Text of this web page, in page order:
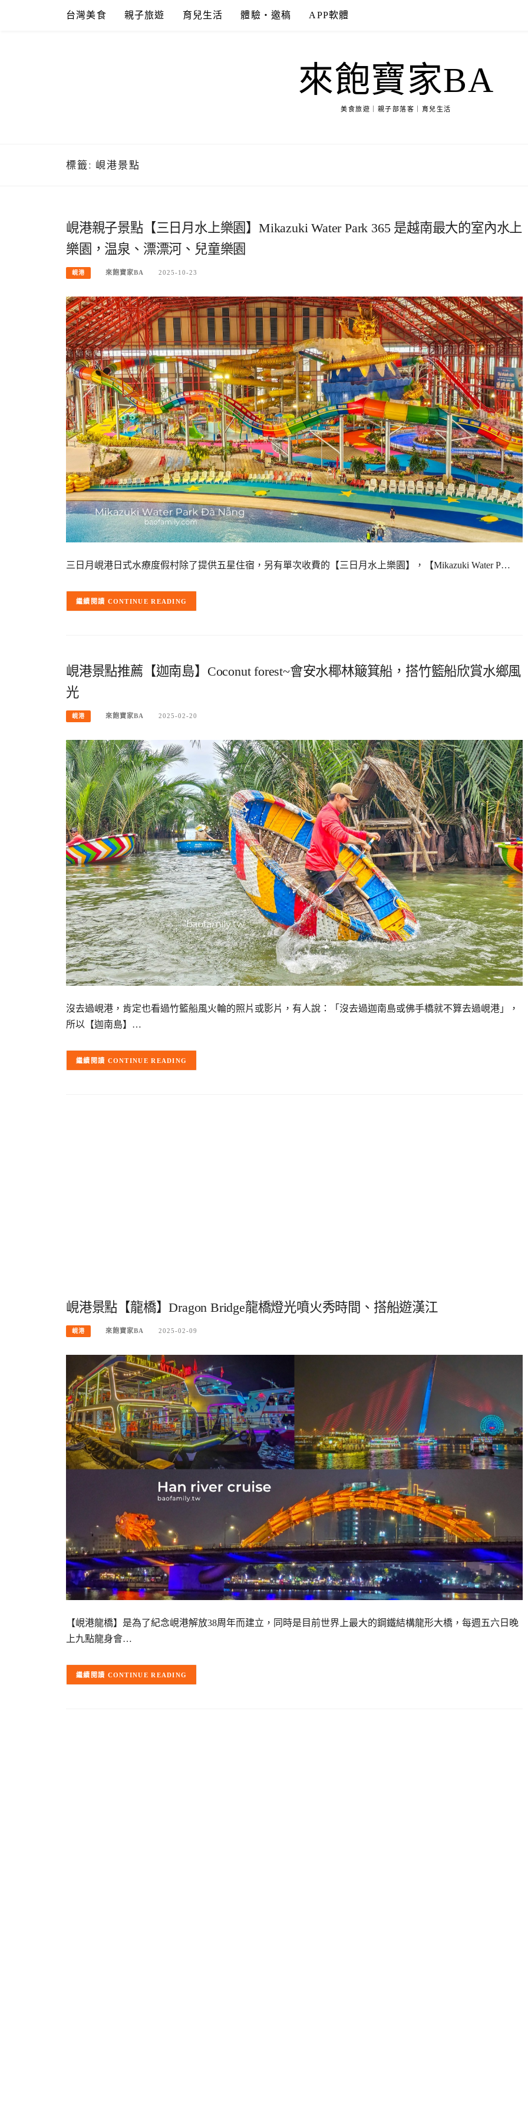
台灣美食 親子旅遊 育兒生活 體驗‧邀稿 APP軟體
來飽寶家BA
美食旅遊｜親子部落客｜育兒生活
標籤: 峴港景點
峴港親子景點【三日月水上樂園】Mikazuki Water Park 365 是越南最大的室內水上
樂園，温泉、漂漂河、兒童樂園
峴港 來飽寶家BA 2025-10-23
三日月峴港日式水療度假村除了提供五星住宿，另有單次收費的【三日月水上樂園】，【Mikazuki Water P…
CONTINUE READING
峴港景點推薦【迦南島】Coconut forest~會安水椰林簸箕船，搭竹籃船欣賞水鄉風
光
峴港 來飽寶家BA 2025-02-20
沒去過峴港，肯定也看過竹籃船風火輪的照片或影片，有人說：「沒去過迦南島或佛手橋就不算去過峴港」，
所以【迦南島】…
CONTINUE READING
峴港景點【龍橋】Dragon Bridge龍橋燈光噴火秀時間、搭船遊漢江
峴港 來飽寶家BA 2025-02-09
【峴港龍橋】是為了紀念峴港解放38周年而建立，同時是目前世界上最大的鋼鐵結構龍形大橋，每週五六日晚
上九點龍身會…
CONTINUE READING